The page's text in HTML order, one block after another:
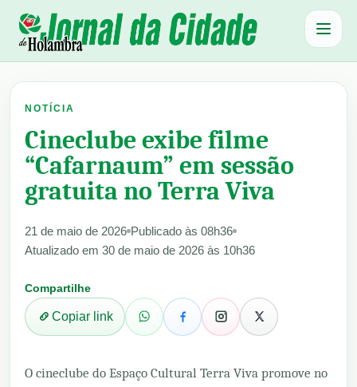
Abrir
NOTÍCIA
Cineclube exibe filme
“Cafarnaum” em sessão
gratuita no Terra Viva
21 de maio de 2026 Publicado às 08h36
Atualizado em 30 de maio de 2026 às 10h36
Compartilhe
Copiar link
O cineclube do Espaço Cultural Terra Viva promove no